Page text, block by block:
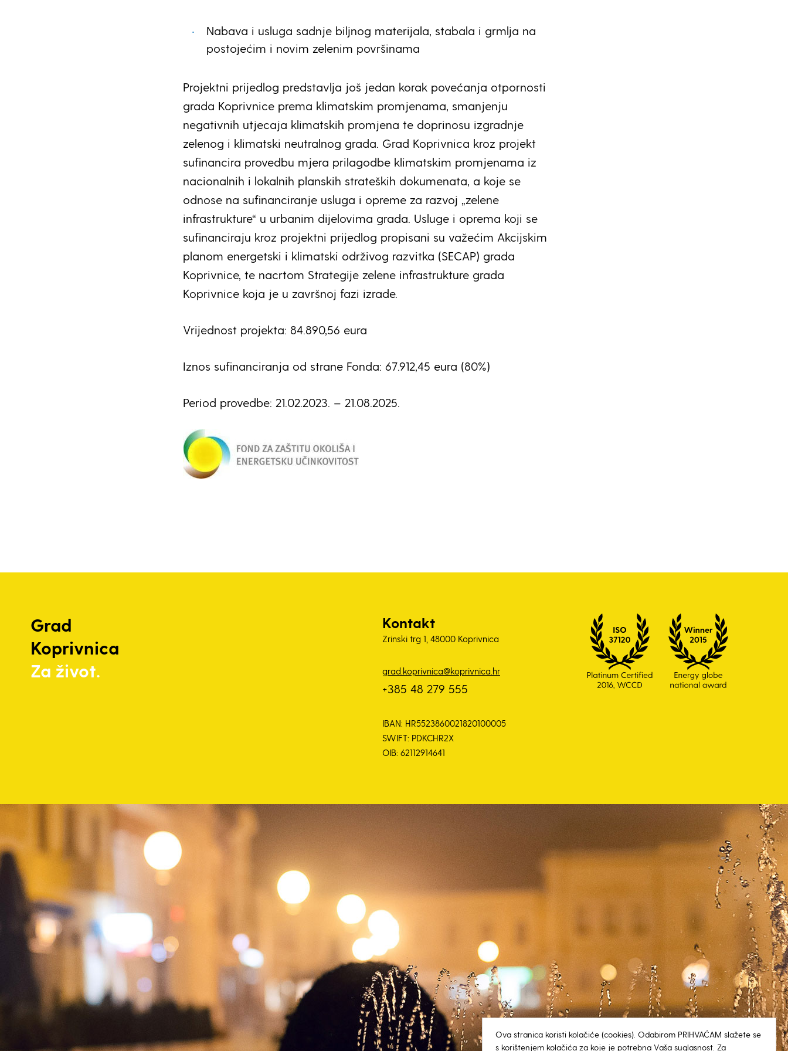
Nabava i usluga sadnje biljnog materijala, stabala i grmlja na
postojećim i novim zelenim površinama
Projektni prijedlog predstavlja još jedan korak povećanja otpornosti
grada Koprivnice prema klimatskim promjenama, smanjenju
negativnih utjecaja klimatskih promjena te doprinosu izgradnje
zelenog i klimatski neutralnog grada. Grad Koprivnica kroz projekt
sufinancira provedbu mjera prilagodbe klimatskim promjenama iz
nacionalnih i lokalnih planskih strateških dokumenata, a koje se
odnose na sufinanciranje usluga i opreme za razvoj „zelene
infrastrukture“ u urbanim dijelovima grada. Usluge i oprema koji se
sufinanciraju kroz projektni prijedlog propisani su važećim Akcijskim
planom energetski i klimatski održivog razvitka (SECAP) grada
Koprivnice, te nacrtom Strategije zelene infrastrukture grada
Koprivnice koja je u završnoj fazi izrade.
Vrijednost projekta: 84.890,56 eura
Iznos sufinanciranja od strane Fonda: 67.912,45 eura (80%)
Period provedbe: 21.02.2023. – 21.08.2025.
Grad
Koprivnica
Za život.
Kontakt
Zrinski trg 1, 48000 Koprivnica
grad.koprivnica@koprivnica.hr
+385 48 279 555
IBAN: HR5523860021820100005
SWIFT: PDKCHR2X
OIB: 62112914641
Ova stranica koristi kolačiće (cookies). Odabirom PRIHVAĆAM slažete se
s korištenjem kolačića za koje je potrebna Vaša suglasnost. Za